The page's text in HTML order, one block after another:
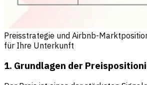
Preisstrategie und Airbnb-
für Ihre Unterkunft
1. Grundlagen der